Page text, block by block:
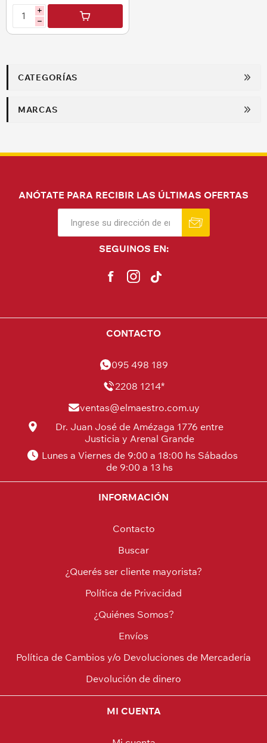
i
h
CATEGORÍAS
MARCAS
ANÓTATE PARA RECIBIR LAS ÚLTIMAS OFERTAS
SEGUINOS EN:
CONTACTO
095 498 189
2208 1214*
ventas@elmaestro.com.uy
Dr. Juan José de Amézaga 1776 entre
Justicia y Arenal Grande
Lunes a Viernes de 9:00 a 18:00 hs Sábados
de 9:00 a 13 hs
INFORMACIÓN
Contacto
Buscar
¿Querés ser cliente mayorista?
Política de Privacidad
¿Quiénes Somos?
Envíos
Política de Cambios y/o Devoluciones de Mercadería
Devolución de dinero
MI CUENTA